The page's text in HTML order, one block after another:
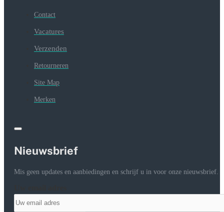
Contact
Vacatures
Verzenden
Retourneren
Site Map
Merken
Nieuwsbrief
Mis geen updates en aanbiedingen en schrijf u in voor onze nieuwsbrief.